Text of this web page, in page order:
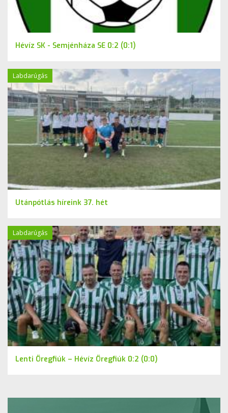
Hévíz SK - Semjénháza SE 0:2 (0:1)
Labdarúgás
Utánpótlás híreink 37. hét
Labdarúgás
Lenti Öregfiúk – Hévíz Öregfiúk 0:2 (0:0)